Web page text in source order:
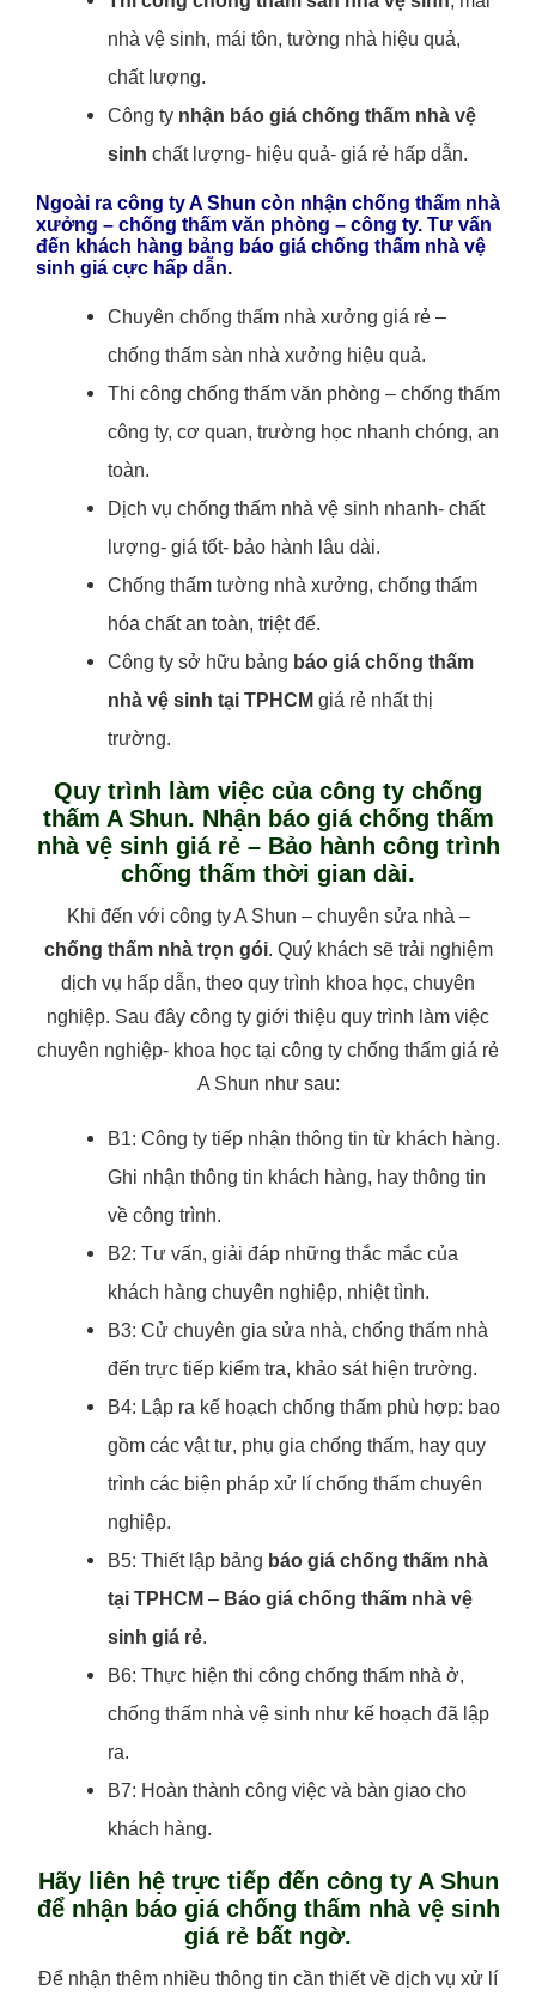
nhà vệ sinh, mái tôn, tường nhà hiệu quả,
chất lượng.
Công ty nhận báo giá chống thấm nhà vệ
sinh chất lượng- hiệu quả- giá rẻ hấp dẫn.
Ngoài ra công ty A Shun còn nhận chống thấm nhà
xưởng – chống thấm văn phòng – công ty. Tư vấn
đến khách hàng bảng báo giá chống thấm nhà vệ
sinh giá cực hấp dẫn.
Chuyên chống thấm nhà xưởng giá rẻ –
chống thấm sàn nhà xưởng hiệu quả.
Thi công chống thấm văn phòng – chống thấm
công ty, cơ quan, trường học nhanh chóng, an
toàn.
Dịch vụ chống thấm nhà vệ sinh nhanh- chất
lượng- giá tốt- bảo hành lâu dài.
Chống thấm tường nhà xưởng, chống thấm
hóa chất an toàn, triệt để.
Công ty sở hữu bảng báo giá chống thấm
nhà vệ sinh tại TPHCM giá rẻ nhất thị
trường.
Quy trình làm việc của công ty chống
thấm A Shun. Nhận báo giá chống thấm
nhà vệ sinh giá rẻ – Bảo hành công trình
chống thấm thời gian dài.
Khi đến với công ty A Shun – chuyên sửa nhà –
chống thấm nhà trọn gói. Quý khách sẽ trải nghiệm
dịch vụ hấp dẫn, theo quy trình khoa học, chuyên
nghiệp. Sau đây công ty giới thiệu quy trình làm việc
chuyên nghiệp- khoa học tại công ty chống thấm giá rẻ
A Shun như sau:
B1: Công ty tiếp nhận thông tin từ khách hàng.
Ghi nhận thông tin khách hàng, hay thông tin
về công trình.
B2: Tư vấn, giải đáp những thắc mắc của
khách hàng chuyên nghiệp, nhiệt tình.
B3: Cử chuyên gia sửa nhà, chống thấm nhà
đến trực tiếp kiểm tra, khảo sát hiện trường.
B4: Lập ra kế hoạch chống thấm phù hợp: bao
gồm các vật tư, phụ gia chống thấm, hay quy
trình các biện pháp xử lí chống thấm chuyên
nghiệp.
B5: Thiết lập bảng báo giá chống thấm nhà
tại TPHCM – Báo giá chống thấm nhà vệ
sinh giá rẻ.
B6: Thực hiện thi công chống thấm nhà ở,
chống thấm nhà vệ sinh như kế hoạch đã lập
ra.
B7: Hoàn thành công việc và bàn giao cho
khách hàng.
Hãy liên hệ trực tiếp đến công ty A Shun
để nhận báo giá chống thấm nhà vệ sinh
giá rẻ bất ngờ.
Để nhận thêm nhiều thông tin cần thiết về dịch vụ xử lí